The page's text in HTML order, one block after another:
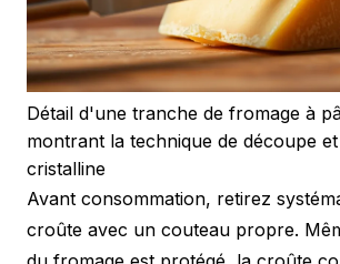
Détail d'une tranche de fromage à
montrant la technique de découpe
cristalline
Avant consommation, retirez
croûte avec un couteau propre.